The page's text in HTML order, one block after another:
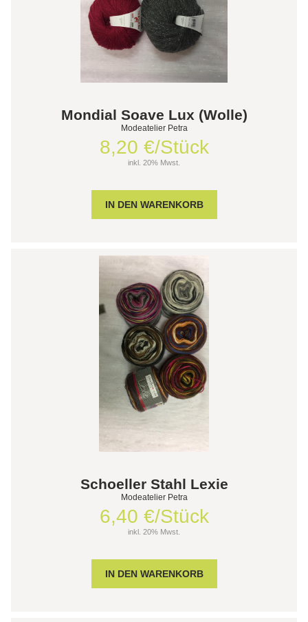
Mondial Soave Lux (Wolle)
Modeatelier Petra
8,20 €/Stück
inkl. 20% Mwst.
Schoeller Stahl Lexie
Modeatelier Petra
6,40 €/Stück
inkl. 20% Mwst.